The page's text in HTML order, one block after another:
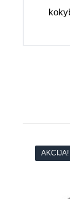
AKCIJA!